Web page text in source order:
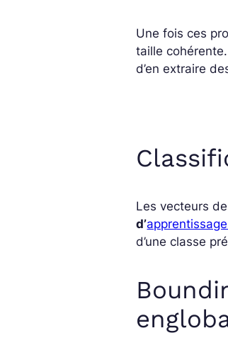
Une fois ces
taille
d’en extraire
Les vecteurs
d’
d’une classe